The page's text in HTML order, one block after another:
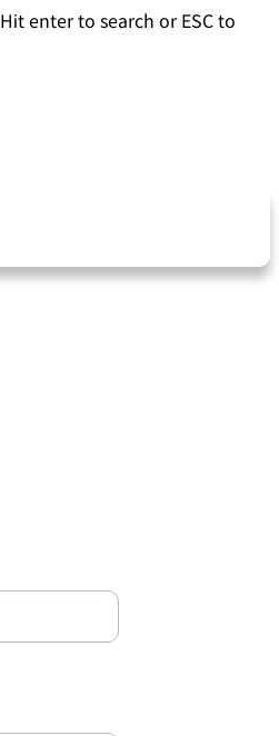
Hit enter to search or ESC to